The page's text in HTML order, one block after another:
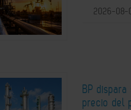
2026-08-
BP
precio del